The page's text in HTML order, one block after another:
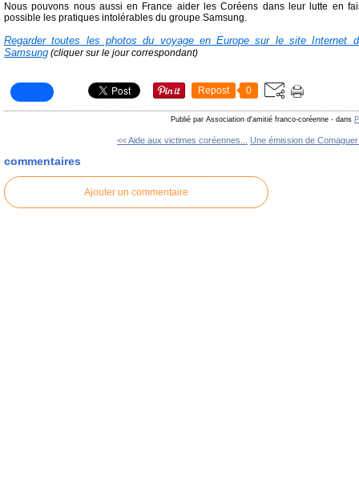
Nous pouvons nous aussi en France aider les Coréens dans leur lutte en
possible les pratiques intolérables du groupe Samsung.
Regarder toutes les photos du voyage en Europe sur le site Internet
Samsung (cliquer sur le jour correspondant)
Repost 0
Publié par Association d'amitié franco-coréenne - dans
<< Aide aux victimes coréennes... Une émission de
commentaires
Ajouter un commentaire